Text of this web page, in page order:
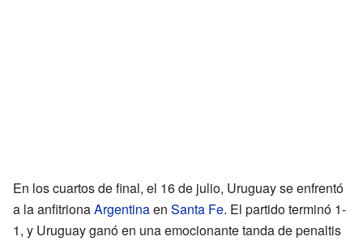
En los cuartos de final, el 16 de julio, Uruguay se enfrentó
a la anfitrionaArgentinaen Santa Fe. El partido terminó 1-
1, y Uruguay ganó en una emocionante tanda de penaltis